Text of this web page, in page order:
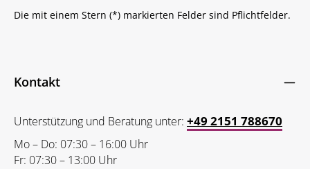
Die mit einem Stern (*) markierten Felder sind Pflichtfelder.
Kontakt
Unterstützung und Beratung unter: +49 2151 788670
Mo – Do: 07:30 – 16:00 Uhr
Fr: 07:30 – 13:00 Uhr